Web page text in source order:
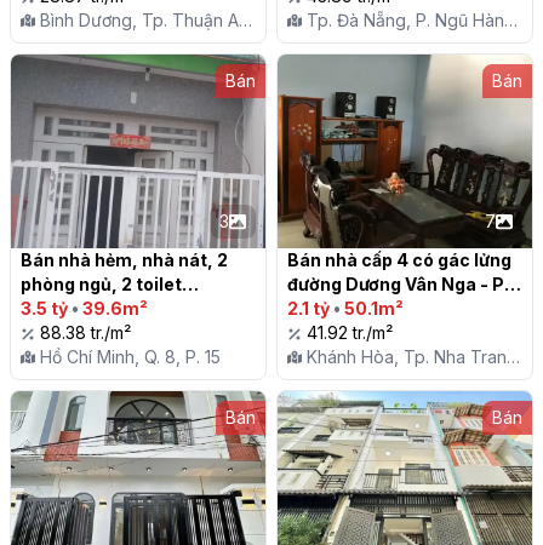
Tp.Thuận An
Bình Dương, Tp. Thuận An,
P. An Phú
Tp. Đà Nẵng, P. Ngũ Hành
Sơn
Bán
3
Bán nhà hẻm, nhà nát, 2
phòng ngủ, 2 toilet
3.5 tỷ • 39.6m²
88.38 tr./m²
Hồ Chí Minh, Q. 8, P. 15
Bán
7
Bán nhà cấp 4 có gác lửng
đường Dương Vân Nga - P.
Vĩnh Hải - TP. Nha Trang
2.1 tỷ • 50.1m²
41.92 tr./m²
Khánh Hòa, Tp. Nha Trang,
P. Vĩnh Hải
Bán
Bán